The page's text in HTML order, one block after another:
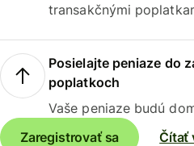
transakčnými
Posielajte peniaze do
poplatkoch
Vaše peniaze budú
Zaregistrovať sa
Čítať